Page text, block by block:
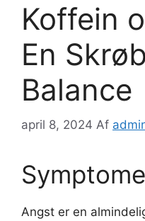
Koffein
En
Balance
april 8, 2024 Af
Angst er en